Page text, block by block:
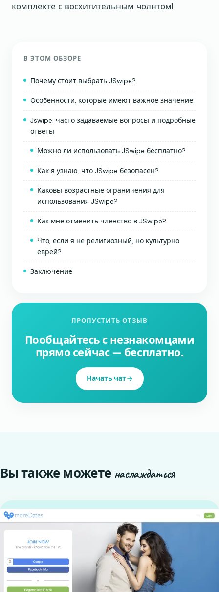
комплекте с восхитительным чолнтом!
В ЭТОМ ОБЗОРЕ
Почему стоит выбрать JSwipe?
Особенности, которые имеют важное значение:
Jswipe: часто задаваемые вопросы и подробные
ответы
Можно ли использовать JSwipe бесплатно?
Как я узнаю, что JSwipe безопасен?
Каковы возрастные ограничения для
использования JSwipe?
Как мне отменить членство в JSwipe?
Что, если я не религиозный, но культурно
еврей?
Заключение
ПРОПУСТИТЬ ОТЗЫВ
Пообщайтесь с незнакомцами
прямо сейчас — бесплатно.
Начать чат
Вы также можете наслаждаться